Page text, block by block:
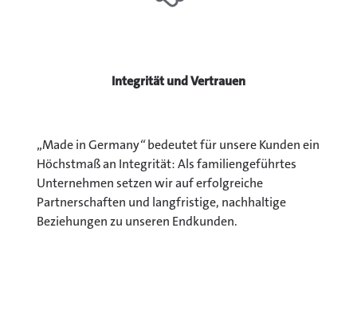
Integrität und Vertrauen
„Made in Germany“bedeutet für unsere Kunden ein
Höchstmaß an Integrität: Als familiengeführtes
Unternehmen setzen wir auf erfolgreiche
Partnerschaften und langfristige, nachhaltige
Beziehungen zu unseren Endkunden.